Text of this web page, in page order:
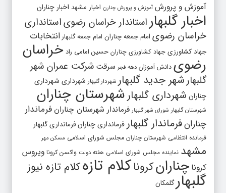
آموزش و پرورش آموزش و پرورش چنارن اخبار مشهد اخبار چناران
اخبار گلبهار استاندار خراسان رضویاستانداری
خراسان رضوی امام جمعه چناران امام جمعه گلبهار انتخابات
جهاد کشاورزی جهاد کشاورزی چناران حسین امامی راد خراسان
رضوی دانش آموزان دهه فجر سرقت شرکت عمران شهر
گلبهار شهر جدید گلبهار شهردار گلبهار شهرداری شهرداری
چناران شهرداری گلبهار شهرستان چناران
شهرستان گلبهار شورای شهر گلبهار فرماندار شهرستان چناران فرماندار
چنارانفرماندار گلبهار فرمانداری چنارانفرمانداری گلبهار
فرمانده انتظامی شهرستان چناران مجلس شورای اسلامی مسکن مهر
مشهد نماینده مجلس شورای اسلامی هفته دولت واکسن کرونا ویروس
کرونا چنارانکروناکلام تازهکلام تازه نیوز
گلبهار گلمکان